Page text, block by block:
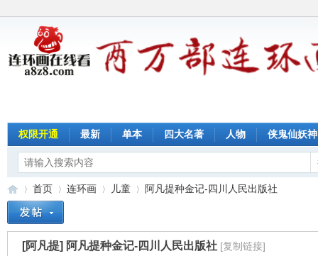
权限开通 最新 单本 四大名著 人物 侠鬼仙妖神
»
首页
›
连环画
›
儿童
›
阿凡提种金记-四川人民出版社
[阿凡提] 阿凡提种金记-四川人民出版社 [复制链接]